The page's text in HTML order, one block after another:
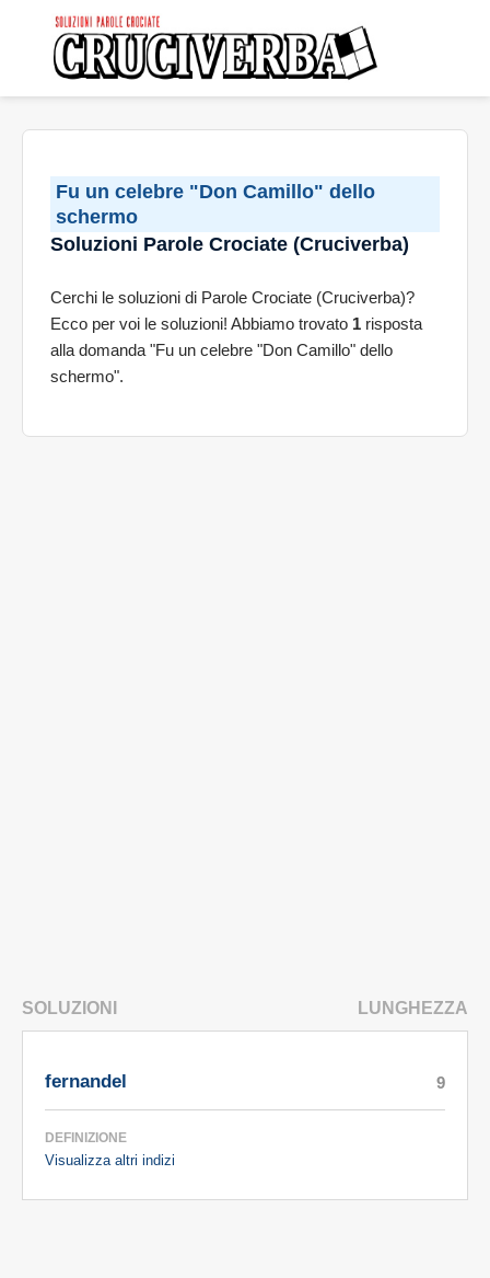
Fu un celebre "Don Camillo" dello
schermo
Soluzioni Parole Crociate (Cruciverba)
Cerchi le soluzioni di Parole Crociate (Cruciverba)?
Ecco per voi le soluzioni! Abbiamo trovato 1 risposta
alla domanda "Fu un celebre "Don Camillo" dello
schermo".
SOLUZIONI LUNGHEZZA
fernandel
DEFINIZIONE
Visualizza altri indizi
9